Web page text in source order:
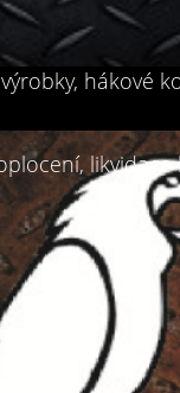
hákové
likvidace